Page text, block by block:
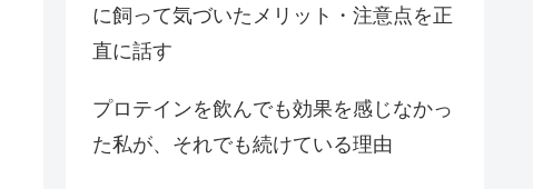
に飼って気づいたメリット・注意点を正
直に話す
プロテインを飲んでも効果を感じなかっ
た私が、それでも続けている理由